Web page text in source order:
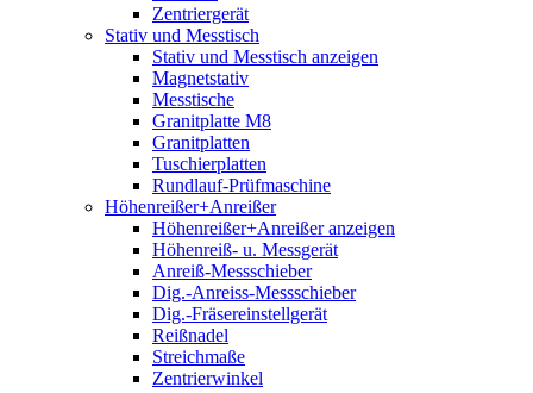
Zentriergerät
Stativ und Messtisch
Stativ und Messtisch anzeigen
Magnetstativ
Messtische
Granitplatte M8
Granitplatten
Tuschierplatten
Rundlauf-Prüfmaschine
Höhenreißer+Anreißer
Höhenreißer+Anreißer anzeigen
Höhenreiß- u. Messgerät
Anreiß-Messschieber
Dig.-Anreiss-Messschieber
Dig.-Fräsereinstellgerät
Reißnadel
Streichmaße
Zentrierwinkel